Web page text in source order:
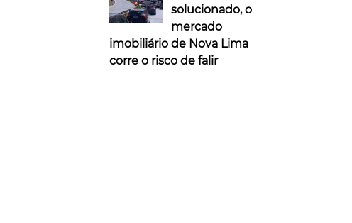
solucionado, o
mercado
imobiliário de Nova Lima
corre o risco de falir